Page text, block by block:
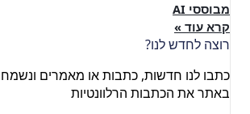
מבוססי AI
קרא עוד »
רוצה לחדש לנו?
כתבו לנו חדשות, כתבות או מאמרים
באתר את הכתבות הרלוונטיות